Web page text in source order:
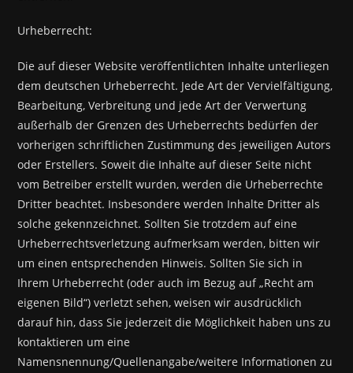
Urheberrecht:
Die auf dieser Website veröffentlichten Inhalte unterliegen
dem deutschen Urheberrecht. Jede Art der Vervielfältigung,
Bearbeitung, Verbreitung und jede Art der Verwertung
außerhalb der Grenzen des Urheberrechts bedürfen der
vorherigen schriftlichen Zustimmung des jeweiligen Autors
oder Erstellers. Soweit die Inhalte auf dieser Seite nicht
vom Betreiber erstellt wurden, werden die Urheberrechte
Dritter beachtet. Insbesondere werden Inhalte Dritter als
solche gekennzeichnet. Sollten Sie trotzdem auf eine
Urheberrechtsverletzung aufmerksam werden, bitten wir
um einen entsprechenden Hinweis. Sollten Sie sich in
Ihrem Urheberrecht (oder auch im Bezug auf „Recht am
eigenen Bild“) verletzt sehen, weisen wir ausdrücklich
darauf hin, dass Sie jederzeit die Möglichkeit haben uns zu
kontaktieren um eine
Namensnennung/Quellenangabe/weitere Informationen zu